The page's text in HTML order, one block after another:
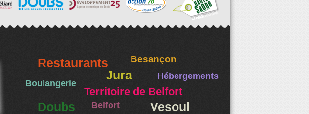
Restaurants Besançon
Jura Hébergements
Boulangerie
Territoire de Belfort
Doubs Belfort
Vesoul